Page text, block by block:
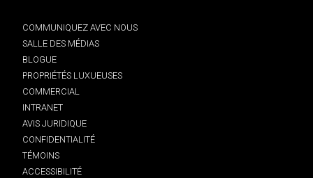
COMMUNIQUEZ AVEC NOUS
SALLE DES MÉDIAS
BLOGUE
PROPRIÉTÉS LUXUEUSES
COMMERCIAL
INTRANET
AVIS JURIDIQUE
CONFIDENTIALITÉ
TÉMOINS
ACCESSIBILITÉ